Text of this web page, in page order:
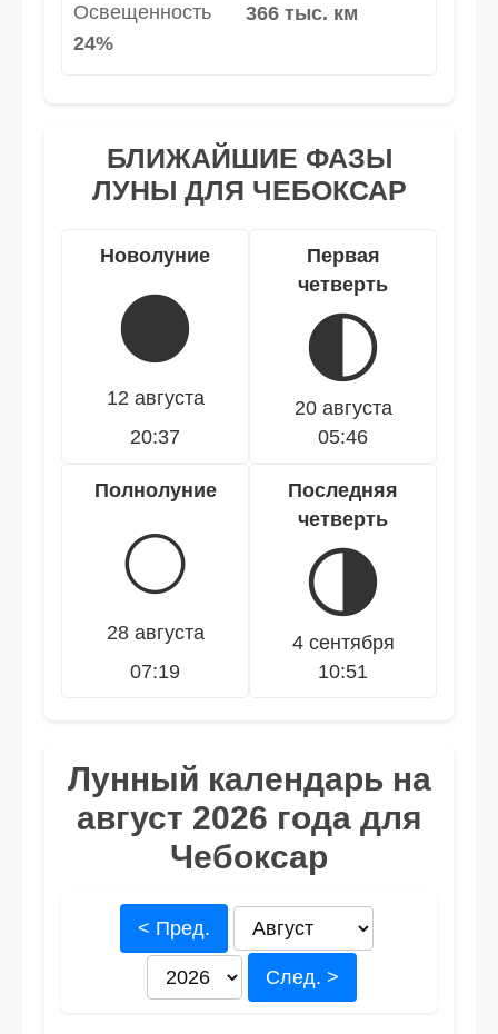
Освещенность
24%
366 тыс. км
БЛИЖАЙШИЕ ФАЗЫ
ЛУНЫ ДЛЯ ЧЕБОКСАР
Новолуние
🌑
12 августа
20:37
Первая
четверть
🌓
20 августа
05:46
Полнолуние
🌕
28 августа
07:19
Последняя
четверть
🌗
4 сентября
10:51
Лунный календарь на
август 2026 года для
Чебоксар
< Пред.
След. >